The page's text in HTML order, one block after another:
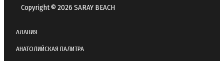
Copyright © 2026 SARAY BEACH
АЛАНИЯ
АНАТОЛИЙСКАЯ ПАЛИТРА